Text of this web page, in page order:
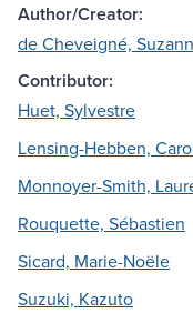
Author/Creator:
de Cheveigné,
Contributor:
Huet, Sylvestre
Lensing-Hebben,
Monnoyer-Smith,
Rouquette, Sébastien
Sicard, Marie-Noële
Suzuki, Kazuto